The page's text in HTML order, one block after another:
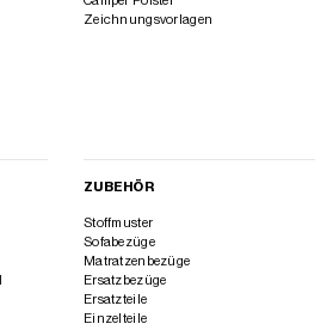
Zeichnungsvorlagen
ZUBEHÖR
Stoffmuster
Sofabezüge
Matratzenbezüge
Ersatzbezüge
Ersatzteile
Einzelteile